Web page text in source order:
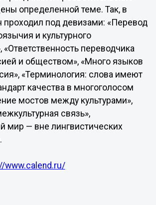
определенной теме. Так, в
проходил под девизами: «Перевод
и культурного
«Ответственность переводчика
и обществом», «Много языков
«Терминология: слова имеют
качества в многоголосом
мостов между культурами»,
связь»,
мир — вне лингвистических
www.calend.ru/